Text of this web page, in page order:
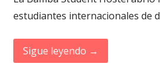
estudiantes internacionales de
Sigue leyendo →